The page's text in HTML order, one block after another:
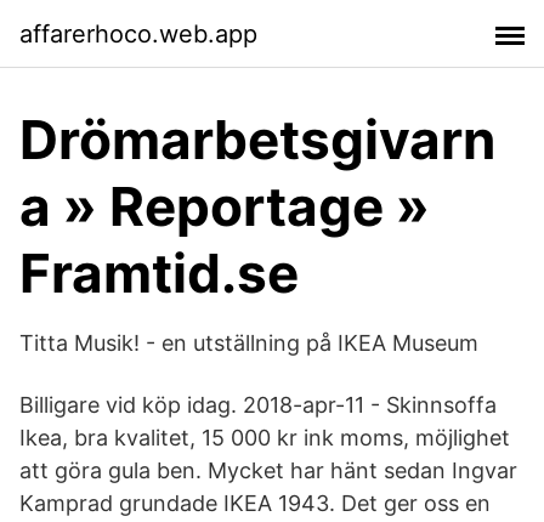
affarerhoco.web.app
Drömarbetsgivarn
a » Reportage »
Framtid.se
Titta Musik! - en utställning på IKEA Museum
Billigare vid köp idag. 2018-apr-11 - Skinnsoffa
Ikea, bra kvalitet, 15 000 kr ink moms, möjlighet
att göra gula ben. Mycket har hänt sedan Ingvar
Kamprad grundade IKEA 1943. Det ger oss en